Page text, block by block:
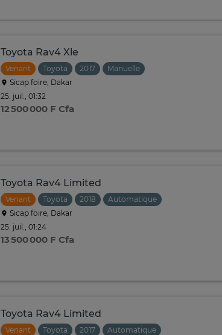
Toyota Rav4 Xle
Venant Toyota 2017
Manuelle
Sicap foire, Dakar
25. juil., 01:32
12 500 000 F Cfa
Toyota Rav4 Limited
Venant Toyota 2018
Automatique
Sicap foire, Dakar
25. juil., 01:24
13 500 000 F Cfa
Toyota Rav4 Limited
Venant Toyota 2017
Automatique